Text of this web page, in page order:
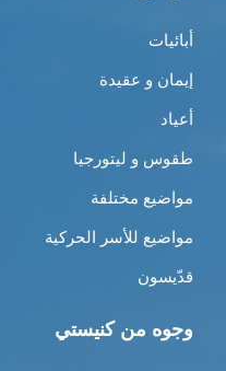
أبائيات
إيمان و عقيدة
أعياد
طقوس و ليتورجيا
مواضيع مختلفة
مواضيع للأسر الحركية
قدّيسون
وجوه من كنيستي